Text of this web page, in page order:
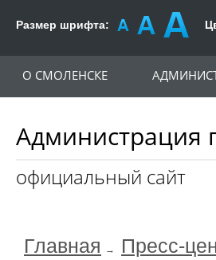
Размер шрифта:
Администрация
официальный сайт
О СМОЛЕНСКЕ
Главная Пресс-